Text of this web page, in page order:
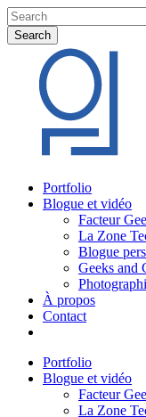
Skip
to
main
content
Search
Search
Menu
Portfolio
Blogue et vidéo
Facteur
La Zone
Blogue
Geeks and
À propos
Contact
Portfolio
Blogue et vidéo
Facteur
La Zone